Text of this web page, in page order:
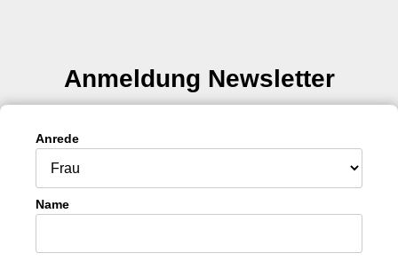
Anmeldung Newsletter
Anrede
Name